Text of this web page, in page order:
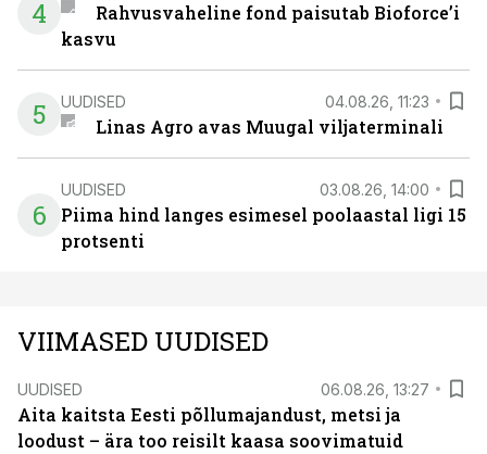
4
Rahvusvaheline fond paisutab Bioforce’i
kasvu
5 UUDISED 04.08.26, 11:23
Linas Agro avas Muugal viljaterminali
6
UUDISED 03.08.26, 14:00
Piima hind langes esimesel poolaastal ligi 15
protsenti
VIIMASED UUDISED
UUDISED 06.08.26, 13:27
Aita kaitsta Eesti põllumajandust, metsi ja
loodust – ära too reisilt kaasa soovimatuid